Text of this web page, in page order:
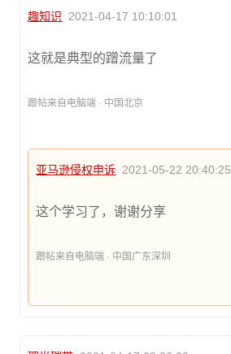
趣知识 2021-04-17 10:10:01
这就是典型的蹭流量了
跟帖来自电脑端 · 中国北京
亚马逊侵权申诉 2021-05-22 20:40:25
这个学习了，谢谢分享
跟帖来自电脑端 · 中国广东深圳